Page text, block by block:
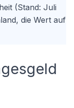
(Stand: Juli
die Wert auf